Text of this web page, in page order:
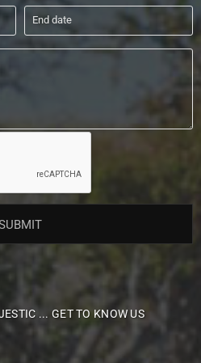
... GET TO KNOW US